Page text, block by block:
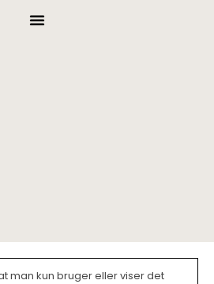
man kun bruger eller viser det